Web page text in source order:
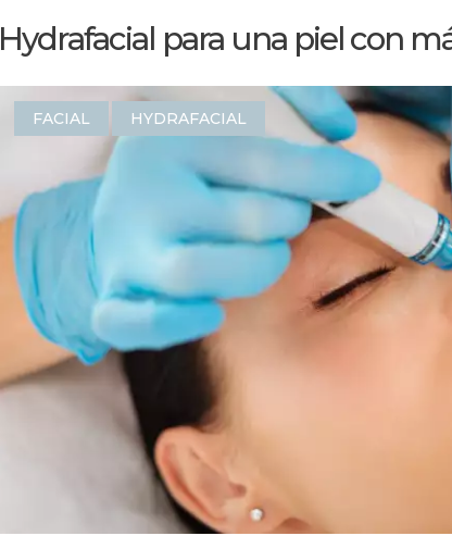
Hydrafacial para una piel con
FACIAL HYDRAFACIAL